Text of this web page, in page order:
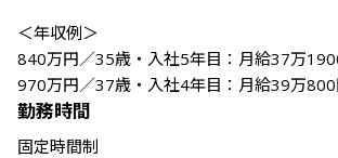
＜年収例＞
840万円／35歳・入社5年目：月給37万
970万円／37歳・入社4年目：月給39万
勤務時間
固定時間制